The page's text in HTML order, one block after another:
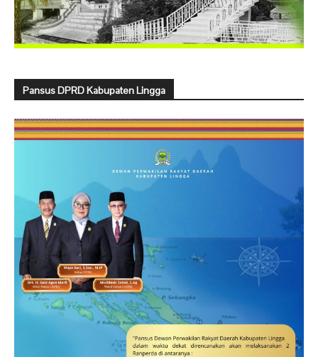
Pansus DPRD Kabupaten Lingga